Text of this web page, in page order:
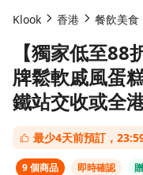
Klook 香港 餐飲美食
【獨家低至88
牌鬆軟戚風蛋
鐵站交收或全
最少4天前預訂，
9 個商品 即時確認